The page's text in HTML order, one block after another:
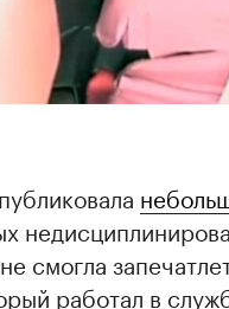
смогла
работал в